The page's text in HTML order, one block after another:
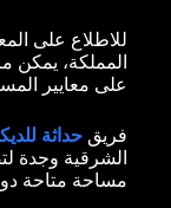
للاطلاع على
المملكة، يمكن
على معايير
فريق حداثة
الشرقية وجدة
مساحة متاحة